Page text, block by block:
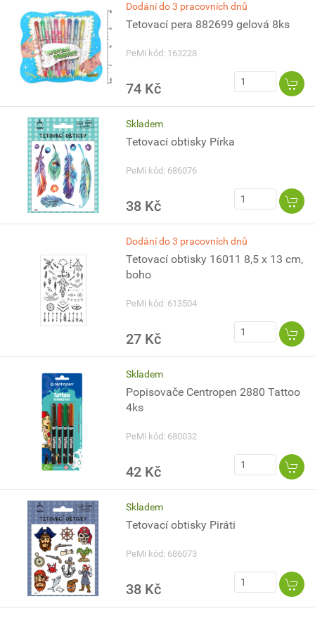
Dodání do 3 pracovních dnů
Tetovací pera 882699 gelová 8ks
PeMi kód: 163228
74 Kč
Skladem
Tetovací obtisky Pírka
PeMi kód: 686076
38 Kč
Dodání do 3 pracovních dnů
Tetovací obtisky 16011 8,5 x 13 cm,
boho
PeMi kód: 613504
27 Kč
Skladem
Popisovače Centropen 2880 Tattoo
4ks
PeMi kód: 680032
42 Kč
Skladem
Tetovací obtisky Piráti
PeMi kód: 686073
38 Kč